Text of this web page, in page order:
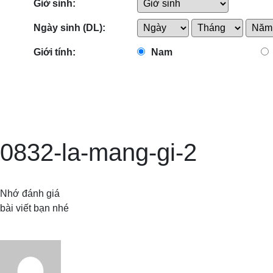
Giờ sinh:
Ngày sinh (DL):
Giới tính: Nam
0832-la-mang-gi-2
Nhớ đánh giá
bài viết bạn nhé